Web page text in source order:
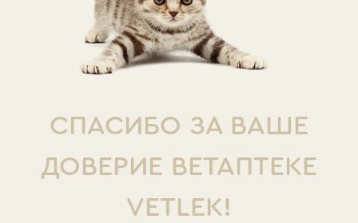
СПАСИБО ЗА ВАШЕ
ДОВЕРИЕ ВЕТАПТЕКЕ
VETLEK!